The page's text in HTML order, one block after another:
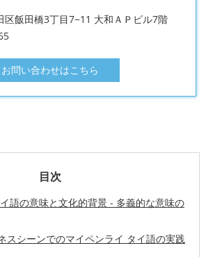
区飯田橋3丁目7−11 大和ＡＰビル7階
お問い合わせはこちら
目次
語の意味と文化的背景 - 多義的な意味の
スシーンでのマイペンライ タイ語の実践